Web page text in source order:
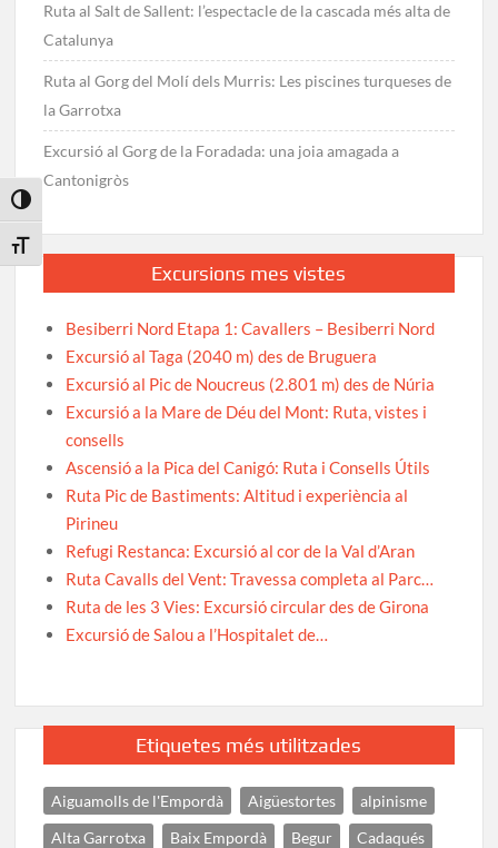
Toggle High Contrast
Toggle Font size
Ruta al Salt de Sallent: l’espectacle de la cascada més alta de
Catalunya
Ruta al Gorg del Molí dels Murris: Les piscines turqueses de
la Garrotxa
Excursió al Gorg de la Foradada: una joia amagada a
Cantonigròs
Excursions mes vistes
Besiberri Nord Etapa 1: Cavallers – Besiberri Nord
Excursió al Taga (2040 m) des de Bruguera
Excursió al Pic de Noucreus (2.801 m) des de Núria
Excursió a la Mare de Déu del Mont: Ruta, vistes i
consells
Ascensió a la Pica del Canigó: Ruta i Consells Útils
Ruta Pic de Bastiments: Altitud i experiència al
Pirineu
Refugi Restanca: Excursió al cor de la Val d’Aran
Ruta Cavalls del Vent: Travessa completa al Parc…
Ruta de les 3 Vies: Excursió circular des de Girona
Excursió de Salou a l’Hospitalet de…
Etiquetes més utilitzades
Aiguamolls de l'Empordà Aigüestortes
alpinisme
Alta Garrotxa
Baix Empordà Begur
Cadaqués